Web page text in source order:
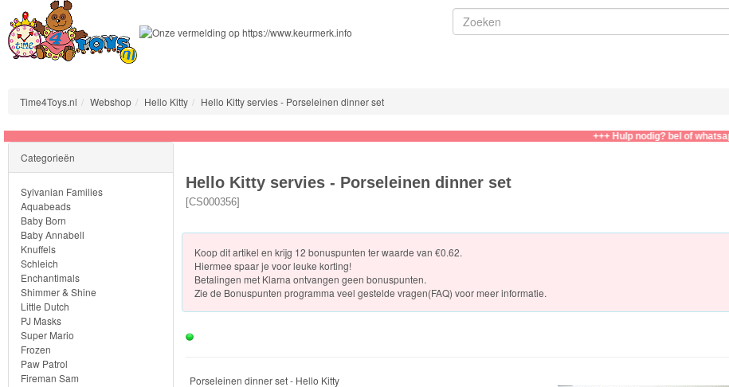
Sylvanian
Families
Aquabeads
Baby
Born
Baby
Annabell
Knuffels
Time4Toys.nl Webshop Hello Kitty Hello Kitty servies - Porseleinen dinner set
+++ Hulp nodig? bel of whatsapp naar
Hello Kitty servies - Porseleinen dinner set
[CS000356]
Koop dit artikel en krijg 12 bonuspunten ter waarde van €0.62.
Hiermee spaar je voor leuke korting!
Betalingen met Klarna ontvangen geen bonuspunten.
Zie de Bonuspunten programma veel gestelde vragen(FAQ) voor meer informatie.
Porseleinen dinner set - Hello Kitty
Categorieën
Sylvanian Families
Aquabeads
Baby Born
Baby Annabell
Knuffels
Schleich
Enchantimals
Shimmer & Shine
Little Dutch
PJ Masks
Super Mario
Frozen
Paw Patrol
Fireman Sam